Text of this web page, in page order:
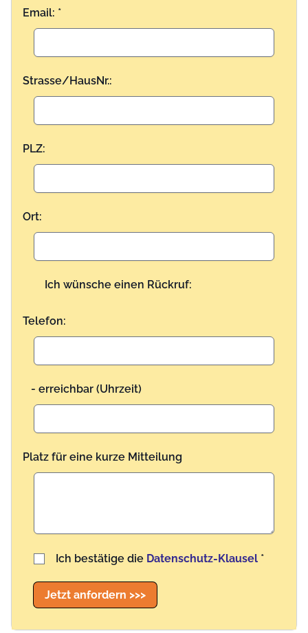
Email: *
Strasse/HausNr.:
PLZ:
Ort:
Ich wünsche einen Rückruf:
Telefon:
- erreichbar (Uhrzeit)
Platz für eine kurze Mitteilung
Benutzername
Ich bestätige die Datenschutz-Klausel *
Jetzt anfordern >>>